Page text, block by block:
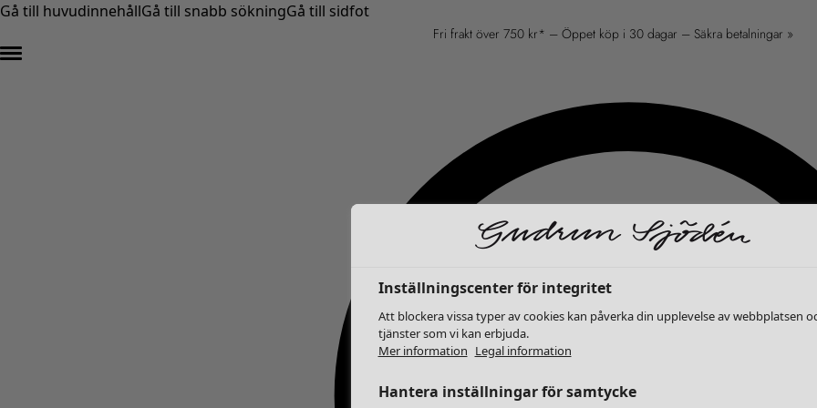
Gå till huvudinnehållGå till snabb sökningGå till sidfot
Fri frakt över 750 kr* – Öppet köp i 30 dagar – Säkra betalningar »
Inställningscenter för integritet
Att blockera vissa typer av cookies kan påverka din upplevelse av webbplatsen
tjänster som vi kan erbjuda.
Mer information Legal information
Hantera inställningar för samtycke